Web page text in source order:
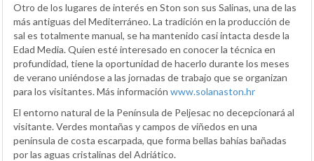
Otro de los lugares de interés en Ston son sus Salinas, una de las
más antiguas del Mediterráneo. La tradición en la producción de
sal es totalmente manual, se ha mantenido casi intacta desde la
Edad Media. Quien esté interesado en conocer la técnica en
profundidad, tiene la oportunidad de hacerlo durante los meses
de verano uniéndose a las jornadas de trabajo que se organizan
para los visitantes. Más información www.solanaston.hr
El entorno natural de la Península de Peljesac no decepcionará al
visitante. Verdes montañas y campos de viñedos en una
península de costa escarpada, que forma bellas bahías bañadas
por las aguas cristalinas del Adriático.